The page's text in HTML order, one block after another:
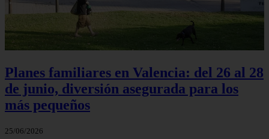
Planes familiares en Valencia: del 26 al 28
de junio, diversión asegurada para los
más pequeños
25/06/2026